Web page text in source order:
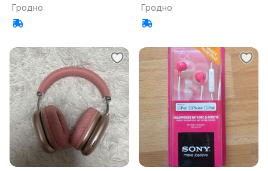
Гродно Гродно